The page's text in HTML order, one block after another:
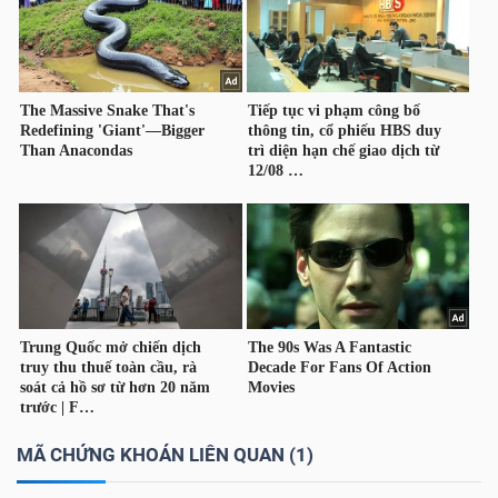
MÃ CHỨNG KHOÁN LIÊN QUAN (1)
YẾU
TIÊU
THIẾT
YẾU
CHĂM
SÓC